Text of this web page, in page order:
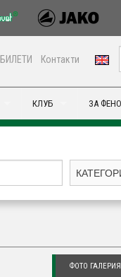
Контакти
КЛУБ ЗА
ФОТО ГАЛЕРИЯ